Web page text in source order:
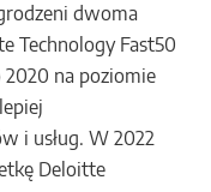
dwoma
Technology Fast50
2020 na poziomie
i usług. W 2022
Deloitte